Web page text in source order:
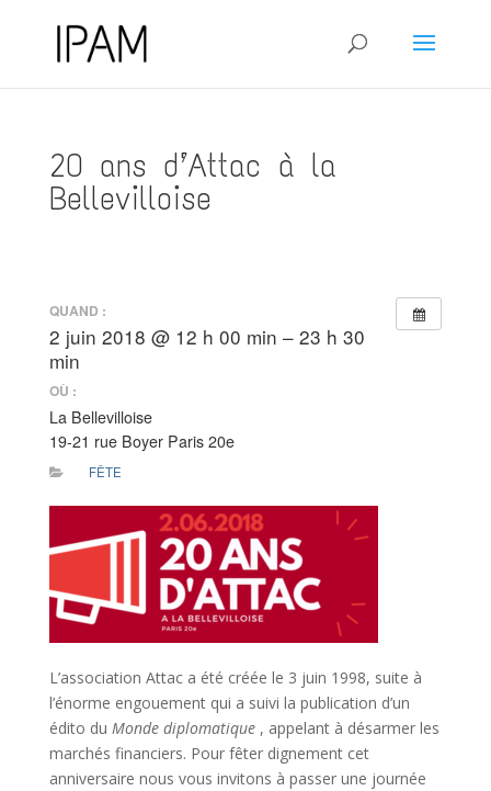
20 ans d’Attac à la
Bellevilloise
QUAND :
2 juin 2018 @ 12 h 00 min – 23 h 30
min
OÙ :
La Bellevilloise
19-21 rue Boyer Paris 20e
FÊTE
L’association Attac a été créée le 3 juin 1998, suite à
l’énorme engouement qui a suivi la publication d’un
édito du Monde diplomatique , appelant à désarmer les
marchés financiers. Pour fêter dignement cet
anniversaire nous vous invitons à passer une journée